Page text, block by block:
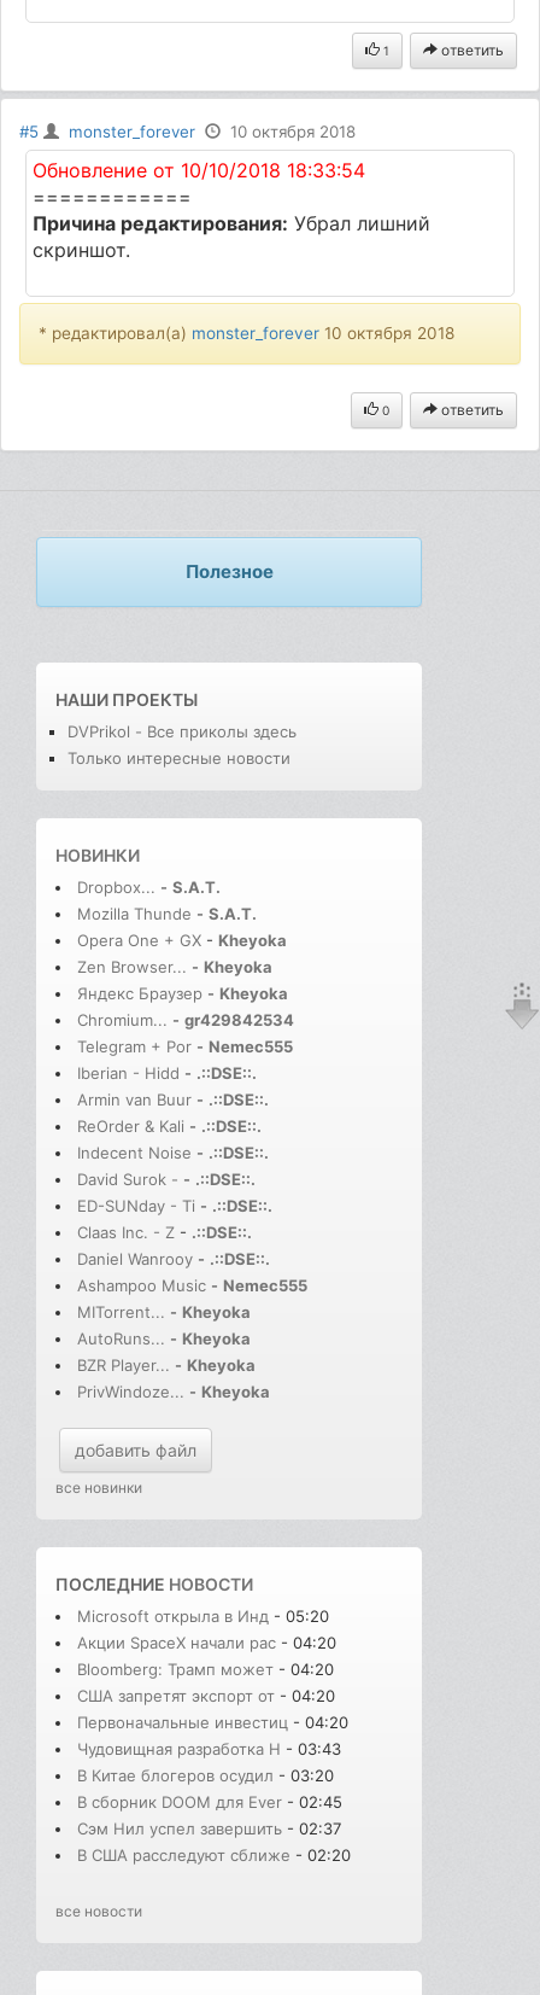
1 ответить
#5 monster_forever 10 октября 2018
Обновление от 10/10/2018 18:33:54
============
Причина редактирования: Убрал лишний
скриншот.
* редактировал(а) monster_forever 10 октября 2018
0 ответить
Полезное
НАШИ ПРОЕКТЫ
DVPrikol - Все приколы здесь
Только интересные новости
НОВИНКИ
Dropbox... - S.A.T.
Mozilla Thunde - S.A.T.
Opera One + GX - Kheyoka
Zen Browser... - Kheyoka
Яндекс Браузер - Kheyoka
Chromium... - gr429842534
Telegram + Por - Nemec555
Iberian - Hidd - .::DSE::.
Armin van Buur - .::DSE::.
ReOrder & Kali - .::DSE::.
Indecent Noise - .::DSE::.
David Surok - - .::DSE::.
ED-SUNday - Ti - .::DSE::.
Claas Inc. - Z - .::DSE::.
Daniel Wanrooy - .::DSE::.
Ashampoo Music - Nemec555
MITorrent... - Kheyoka
AutoRuns... - Kheyoka
BZR Player... - Kheyoka
PrivWindoze... - Kheyoka
добавить файл
все новинки
ПОСЛЕДНИЕ НОВОСТИ
Microsoft открыла в Инд - 05:20
Акции SpaceX начали рас - 04:20
Bloomberg: Трамп может - 04:20
США запретят экспорт от - 04:20
Первоначальные инвестиц - 04:20
Чудовищная разработка H - 03:43
В Китае блогеров осудил - 03:20
В сборник DOOM для Ever - 02:45
Сэм Нил успел завершить - 02:37
В США расследуют сближе - 02:20
все новости